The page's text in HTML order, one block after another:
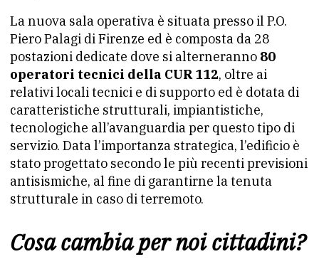
La nuova sala operativa è situata presso il P.O.
Piero Palagi di Firenze ed è composta da 28
postazioni dedicate dove si alterneranno 80
operatori tecnici della CUR 112, oltre ai
relativi locali tecnici e di supporto ed è dotata di
caratteristiche strutturali, impiantistiche,
tecnologiche all’avanguardia per questo tipo di
servizio. Data l’importanza strategica, l’edificio è
stato progettato secondo le più recenti previsioni
antisismiche, al fine di garantirne la tenuta
strutturale in caso di terremoto.
Cosa cambia per noi cittadini?